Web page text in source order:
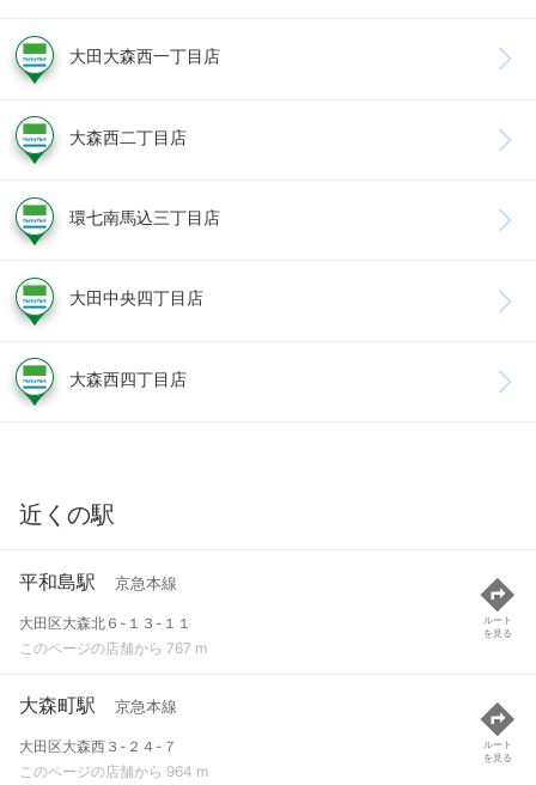
大田大森西一丁目店
大森西二丁目店
環七南馬込三丁目店
大田中央四丁目店
大森西四丁目店
近くの駅
平和島駅 京急本線
大田区大森北６-１３-１１
このページの店舗から 767 m
ルート
を見る
大森町駅 京急本線
大田区大森西３-２４-７
このページの店舗から 964 m
ルート
を見る